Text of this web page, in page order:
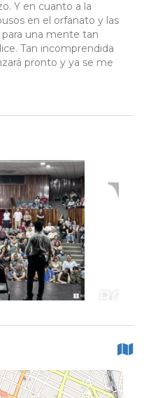
Y en cuanto a la
en el orfanato y las
para una mente tan
Tan incomprendida
pronto y ya se me